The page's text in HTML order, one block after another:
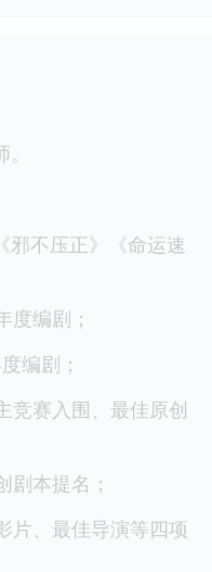
邪不压正》《命运速
度编剧；
编剧；
竞赛入围、最佳原创
剧本提名；
片、最佳导演等四项